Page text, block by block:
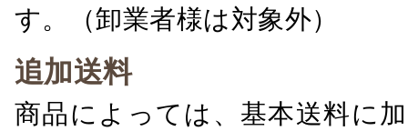
す。（卸業者様は対象外）
追加送料
商品によっては、基本送料に